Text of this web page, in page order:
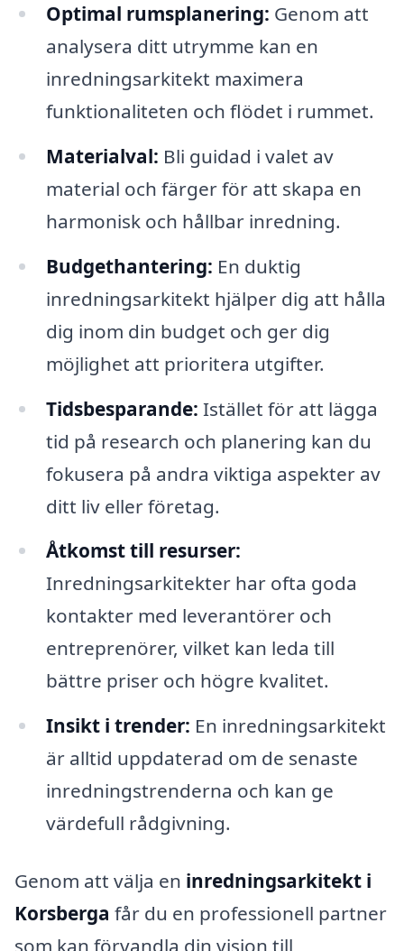
Optimal rumsplanering: Genom att
analysera ditt utrymme kan en
inredningsarkitekt maximera
funktionaliteten och flödet i rummet.
Materialval: Bli guidad i valet av
material och färger för att skapa en
harmonisk och hållbar inredning.
Budgethantering: En duktig
inredningsarkitekt hjälper dig att hålla
dig inom din budget och ger dig
möjlighet att prioritera utgifter.
Tidsbesparande: Istället för att lägga
tid på research och planering kan du
fokusera på andra viktiga aspekter av
ditt liv eller företag.
Åtkomst till resurser:
Inredningsarkitekter har ofta goda
kontakter med leverantörer och
entreprenörer, vilket kan leda till
bättre priser och högre kvalitet.
Insikt i trender: En inredningsarkitekt
är alltid uppdaterad om de senaste
inredningstrenderna och kan ge
värdefull rådgivning.
Genom att välja en inredningsarkitekt i
Korsberga får du en professionell partner
som kan förvandla din vision till